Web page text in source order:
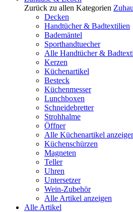
Zurück zu allen Kategorien
Decken
Handtücher & Badtextilien
Bademäntel
Sporthandtuecher
Alle Handtücher &
Kerzen
Küchenartikel
Besteck
Küchenmesser
Lunchboxen
Schneidebretter
Strohhalme
Öffner
Alle Küchenartikel
Küchenschürzen
Magneten
Teller
Uhren
Untersetzer
Wein-Zubehör
Alle Artikel anzeigen
Alle Artikel